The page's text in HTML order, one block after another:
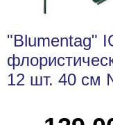
"Blumentag"
12 шт. 40 см